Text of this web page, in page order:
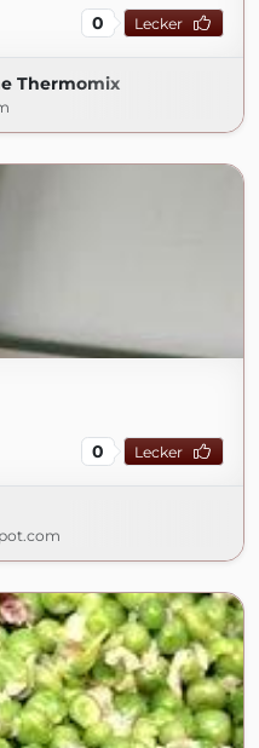
0 Lecker
Thermomix
0 Lecker